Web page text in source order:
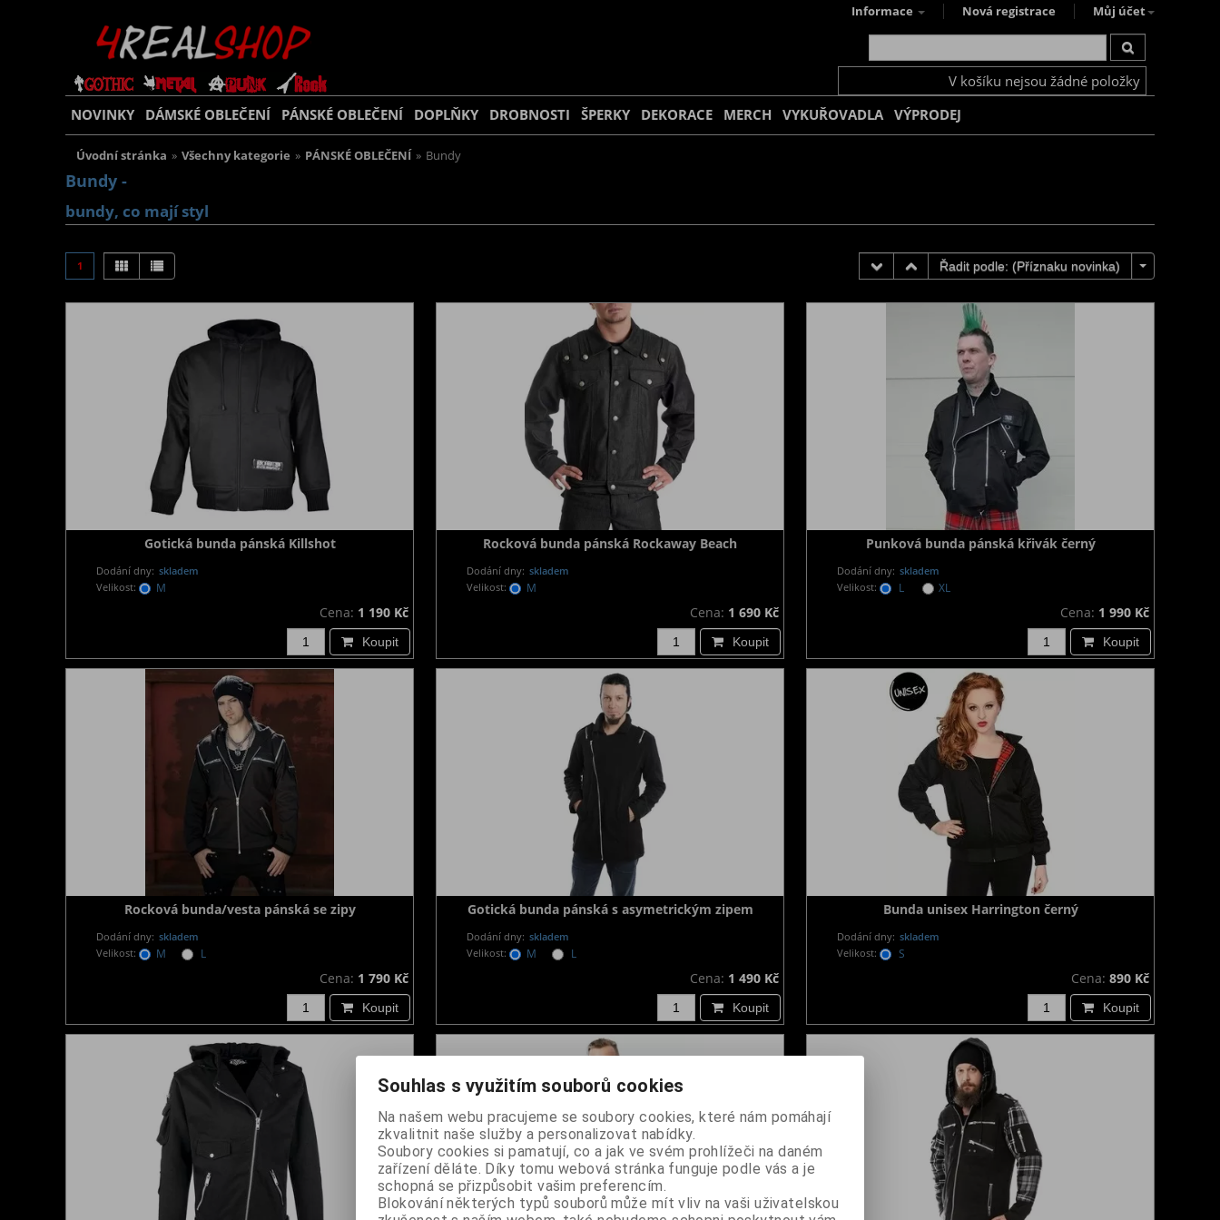
Informace Nová registrace Můj účet
V košíku nejsou žádné položky
NOVINKY DÁMSKÉ OBLEČENÍ PÁNSKÉ OBLEČENÍ DOPLŇKY DROBNOSTI ŠPERKY DEKORACE MERCH VYKUŘOVADLA VÝPRODEJ
Úvodní stránka » Všechny kategorie » PÁNSKÉ OBLEČENÍ » Bundy
Bundy -
bundy, co mají styl
1 Řadit podle: (Příznaku novinka)
Gotická bunda pánská Killshot
Dodání dny: skladem
Velikost:
M
Cena: 1 190 Kč
Koupit
Rocková bunda pánská Rockaway Beach
Dodání dny: skladem
Velikost:
M
Cena: 1 690 Kč
Koupit
Punková bunda pánská křivák černý
Dodání dny: skladem
Velikost:
L XL
Cena: 1 990 Kč
Koupit
Rocková bunda/vesta pánská se zipy
Dodání dny: skladem
Velikost:
M L
Cena: 1 790 Kč
Koupit
Gotická bunda pánská s asymetrickým zipem
Dodání dny: skladem
Velikost:
M L
Cena: 1 490 Kč
Koupit
Bunda unisex Harrington černý
Dodání dny: skladem
Velikost:
S
Cena: 890 Kč
Koupit
Souhlas s využitím souborů cookies
Na našem webu pracujeme se soubory cookies, které nám pomáhají
zkvalitnit naše služby a personalizovat nabídky.
Soubory cookies si pamatují, co a jak ve svém prohlížeči na daném
zařízení děláte. Díky tomu webová stránka funguje podle vás a je
schopná se přizpůsobit vašim preferencím.
Blokování některých typů souborů může mít vliv na vaši uživatelskou